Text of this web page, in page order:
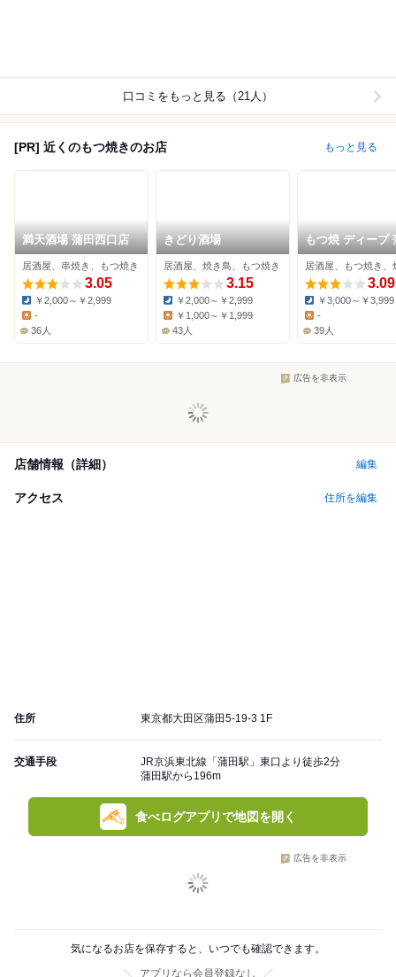
口コミをもっと見る（21人）
[PR] 近くのもつ焼きのお店 もっと見る
満天酒場 蒲田西口店
居酒屋、串焼き、もつ焼き
3.05
Dinner:
￥2,000～￥2,999
Lunch:
-
36人
きどり酒場
居酒屋、焼き鳥、もつ焼き
3.15
Dinner:
￥2,000～￥2,999
Lunch:
￥1,000～￥1,999
43人
もつ焼 ディープ
店
居酒屋、もつ焼き、
3.09
Dinner:
￥3,000～￥3,999
Lunch:
-
39人
広告を非表示
店舗情報（詳細） 編集
アクセス 住所を編集
住所 東京都大田区蒲田5-19-3 1F
交通手段
JR京浜東北線「蒲田駅」東口より徒歩2分
蒲田駅から196m
食べログアプリで地図を開く
広告を非表示
気になるお店を保存すると、いつでも確認できます。
アプリなら会員登録なし